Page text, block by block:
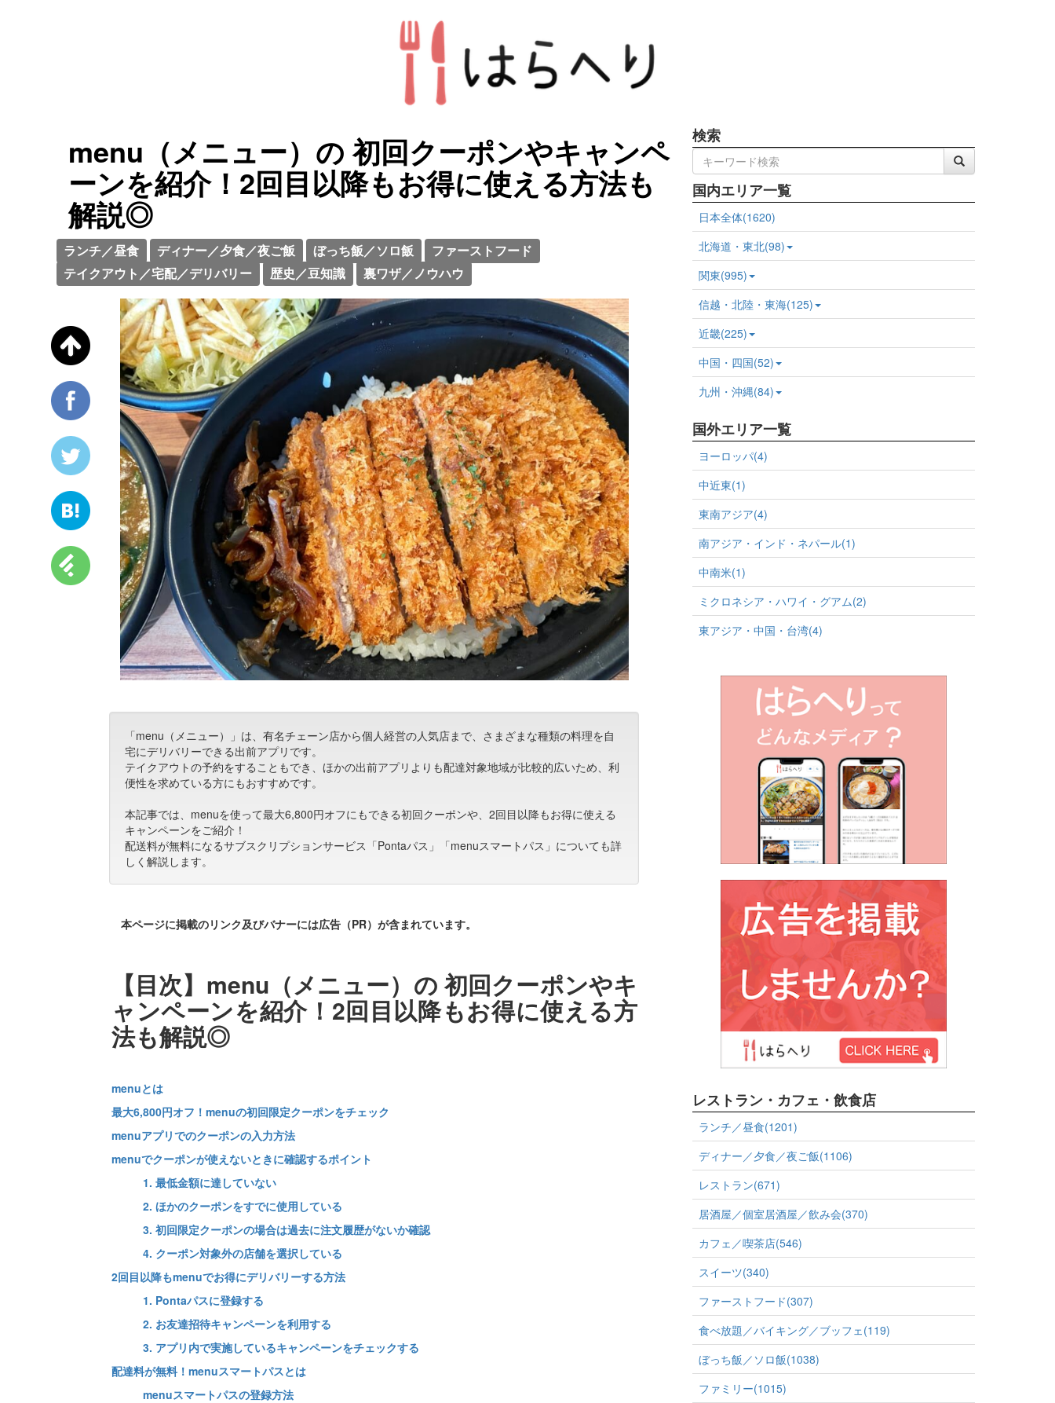
menu（メニュー）の 初回クーポンやキャンペ
ーンを紹介！2回目以降もお得に使える方法も
解説◎
ランチ／昼食 ディナー／夕食／夜ご飯 ぼっち飯／ソロ飯
ファーストフード
テイクアウト／宅配／デリバリー
歴史／豆知識 裏ワザ／ノウハウ
「menu（メニュー）」は、有名チェーン店から個人経営の人気店まで、さまざまな種類の料理を自
宅にデリバリーできる出前アプリです。
テイクアウトの予約をすることもでき、ほかの出前アプリよりも配達対象地域が比較的広いため、利
便性を求めている方にもおすすめです。
本記事では、menuを使って最大6,800円オフにもできる初回クーポンや、2回目以降もお得に使える
キャンペーンをご紹介！
配送料が無料になるサブスクリプションサービス「Pontaパス」「menuスマートパス」についても詳
しく解説します。
本ページに掲載のリンク及びバナーには広告（PR）が含まれています。
【目次】menu（メニュー）の 初回クーポンやキ
ャンペーンを紹介！2回目以降もお得に使える方
法も解説◎
menuとは
最大6,800円オフ！menuの初回限定クーポンをチェック
menuアプリでのクーポンの入力方法
menuでクーポンが使えないときに確認するポイント
1. 最低金額に達していない
2. ほかのクーポンをすでに使用している
3. 初回限定クーポンの場合は過去に注文履歴がないか確認
4. クーポン対象外の店舗を選択している
2回目以降もmenuでお得にデリバリーする方法
1. Pontaパスに登録する
2. お友達招待キャンペーンを利用する
3. アプリ内で実施しているキャンペーンをチェックする
配達料が無料！menuスマートパスとは
menuスマートパスの登録方法
検索
国内エリア一覧
日本全体(1620)
北海道・東北(98)
関東(995)
信越・北陸・東海(125)
近畿(225)
中国・四国(52)
九州・沖縄(84)
国外エリア一覧
ヨーロッパ(4)
中近東(1)
東南アジア(4)
南アジア・インド・ネパール(1)
中南米(1)
ミクロネシア・ハワイ・グアム(2)
東アジア・中国・台湾(4)
レストラン・カフェ・飲食店
ランチ／昼食(1201)
ディナー／夕食／夜ご飯(1106)
レストラン(671)
居酒屋／個室居酒屋／飲み会(370)
カフェ／喫茶店(546)
スイーツ(340)
ファーストフード(307)
食べ放題／バイキング／ブッフェ(119)
ぼっち飯／ソロ飯(1038)
ファミリー(1015)